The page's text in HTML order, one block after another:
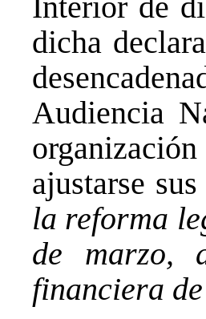
dicha
Audiencia
ajustarse
la reforma
de marzo,
financiera